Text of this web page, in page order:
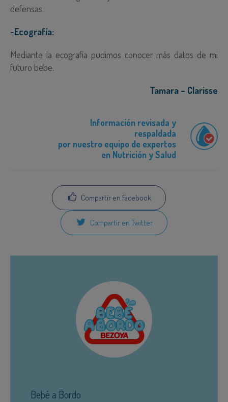
defensas.
-Ecografía:
Mediante la ecografía pudimos conocer más datos de mi
futuro bebe.
Tamara – Clarisse
Información revisada y
respaldada
por nuestro equipo de expertos
en Nutrición y Salud
Compartir en Facebook
Compartir en Twitter
Bebé a Bordo